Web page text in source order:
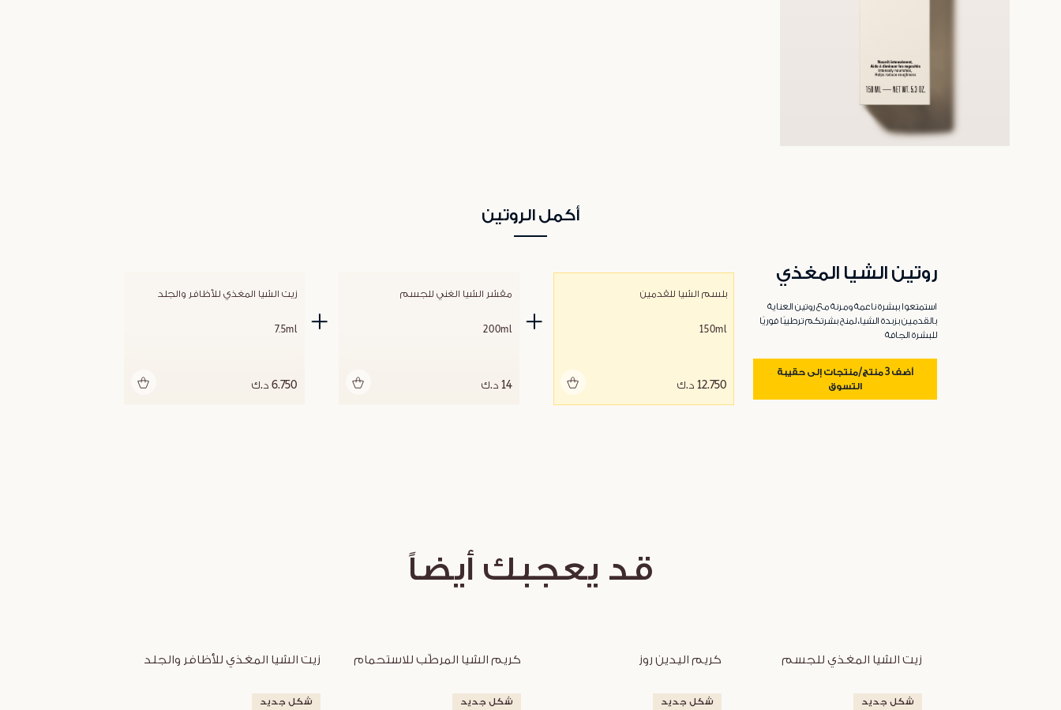
أكمل الروتين
روتين الشيا المغذي
استمتعوا ببشرة ناعمة ومرنة مع روتين العناية
بالقدمين بزبدة الشيا، لمنح بشرتكم ترطيبًا فوريًا
للبشرة الجافة
أضف 3 منتج/منتجات إلى حقيبة
التسوق
بلسم الشيا للقدمين
150ml
12.750 د.ك
مقشر الشيا الغني للجسم
200ml
14 د.ك
زيت الشيا المغذي للأظافر والجلد
7.5ml
6.750 د.ك
قد يعجبك أيضاً
زيت الشيا المغذي للجسم
شكل جديد
كريم اليدين روز
شكل جديد
كريم الشيا المرطّب للاستحمام
شكل جديد
زيت الشيا المغذي للأظافر والجلد
شكل جديد